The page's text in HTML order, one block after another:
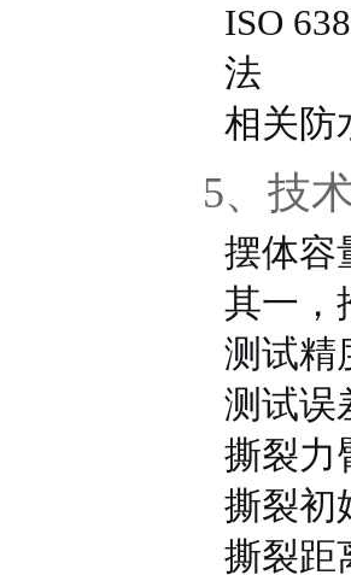
ISO
法
相关防
5、技
摆体容
其一，
测试精
测试误
撕裂力
撕裂初
撕裂距